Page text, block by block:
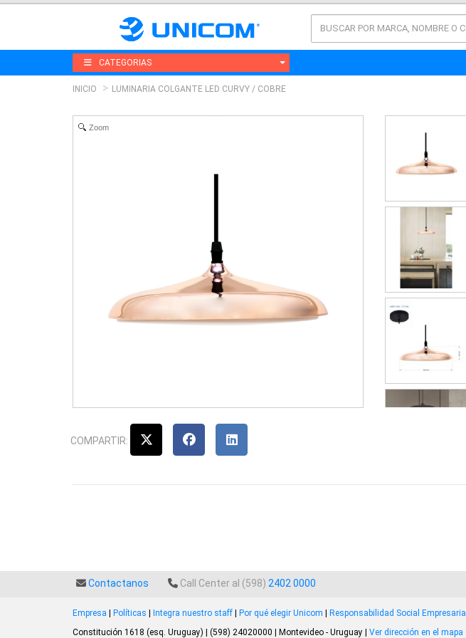
CATEGORIAS
INICIO LUMINARIA COLGANTE LED CURVY / COBRE
Zoom
COMPARTIR:
Contactanos Call Center al (598) 2402 0000
Empresa | Políticas | Integra nuestro staff | Por qué elegir Unicom | Responsabilidad Social Empresarial
Constitución 1618 (esq. Uruguay) | (598) 24020000 | Montevideo - Uruguay | Ver dirección en el mapa